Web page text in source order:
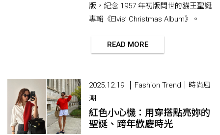
版，紀念 1957 年初版問世的貓王聖誕
專輯《Elvis’ Christmas Album》。
READ MORE
2025.12.19
Fashion Trend｜時尚風
潮
紅色小心機：用穿搭點亮妳的
聖誕、跨年歡慶時光